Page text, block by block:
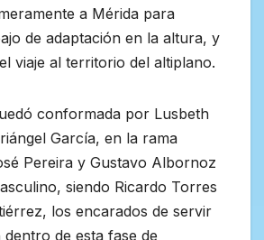
a Mérida para
de adaptación en la altura, y
viaje al territorio del altiplano.
conformada por Lusbeth
García, en la rama
Pereira y Gustavo Albornoz
siendo Ricardo Torres
los encarados de servir
de esta fase de